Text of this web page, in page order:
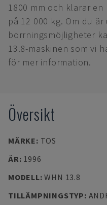
1800 mm och klarar
på 12 000 kg. Om du
borrningsmöjligheter
13.8-maskinen som vi
för mer information.
Översikt
MÄRKE: TOS
ÅR: 1996
MODELL:WHN 13.8
TILLÄMPNINGSTYP: